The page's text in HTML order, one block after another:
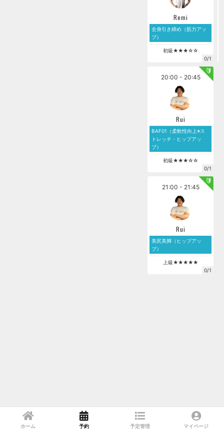
Remi
全身引き締め（筋力アッ
プ）
初級★★★☆☆
0/1
20:00 - 20:45
Rui
BAF01（柔軟性向上※ス
トレッチ・ヒップアッ
プ）
初級★★★☆☆
0/1
21:00 - 21:45
Rui
美尻美脚（ヒップアッ
プ）
上級★★★★★
0/1
ホーム 予約 予定管理 マイページ